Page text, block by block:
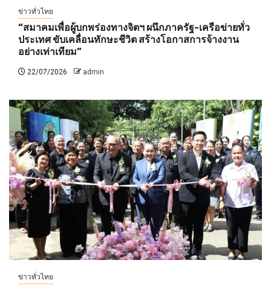
ข่าวทั่วไทย
“สมาคมเพื่อผู้บกพร่องทางจิตฯ ผนึกภาครัฐ-เครือข่ายทั่ว
ประเทศ ขับเคลื่อนทักษะชีวิต สร้างโอกาสการจ้างงาน
อย่างเท่าเทียม”
22/07/2026 admin
ข่าวทั่วไทย